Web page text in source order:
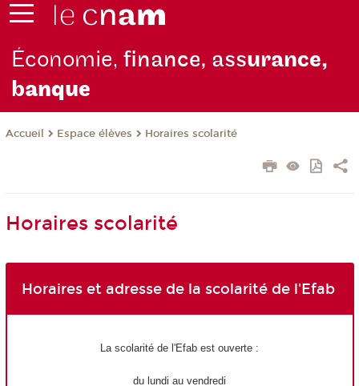
Économie,finance, assurance,
banque
Accueil Espace élèves Horaires scolarité
Horaires scolarité
Horaires et adresse de la scolarité de l'Efab
La scolarité de l'Efab est ouverte :
du lundi au vendredi